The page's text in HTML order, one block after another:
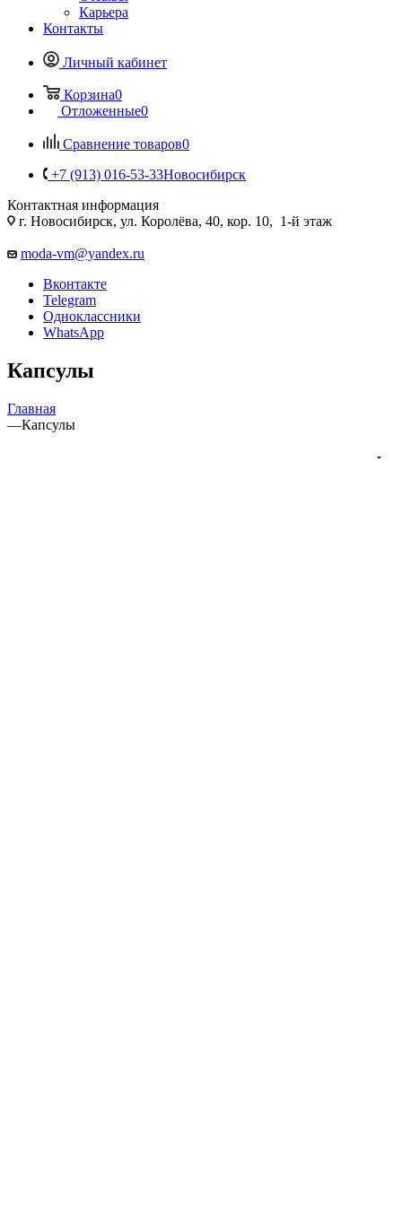
Карьера
Контакты
Личный кабинет
Корзина0
Отложенные0
Сравнение товаров0
+7 (913) 016-53-33Новосибирск
Контактная информация
г. Новосибирск, ул. Королёва, 40, кор. 10, 1-й этаж
moda-vm@yandex.ru
Вконтакте
Telegram
Одноклассники
WhatsApp
Капсулы
Главная
—Капсулы